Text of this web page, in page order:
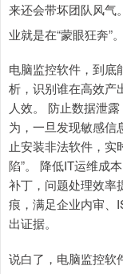
来还会带坏团队风气
业就是在“蒙眼狂奔”。
电脑监控软件，到底
析，识别谁在高效产
人效。 防止数据泄
为，一旦发现敏感信
止安装非法软件，实
陷”。 降低IT运维成
补丁，问题处理效率
痕，满足企业内审、
出证据。
说白了，电脑监控软